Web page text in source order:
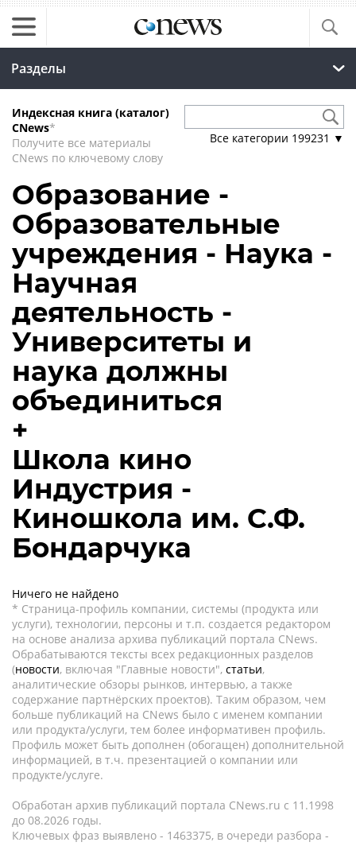
Разделы
Индексная книга (каталог)
CNews*
Получите все материалы
CNews по ключевому слову
Все категории 199231 ▼
Образование -
Образовательные
учреждения - Наука -
Научная
деятельность -
Университеты и
наука должны
объединиться
+
Школа кино
Индустрия -
Киношкола им. С.Ф.
Бондарчука
Ничего не найдено
* Страница-профиль компании, системы (продукта или
услуги), технологии, персоны и т.п. создается редактором
на основе анализа архива публикаций портала CNews.
Обрабатываются тексты всех редакционных разделов
(новости, включая "Главные новости", статьи,
аналитические обзоры рынков, интервью, а также
содержание партнёрских проектов). Таким образом, чем
больше публикаций на CNews было с именем компании
или продукта/услуги, тем более информативен профиль.
Профиль может быть дополнен (обогащен) дополнительной
информацией, в т.ч. презентацией о компании или
продукте/услуге.
Обработан архив публикаций портала CNews.ru c 11.1998
до 08.2026 годы.
Ключевых фраз выявлено - 1463375, в очереди разбора -